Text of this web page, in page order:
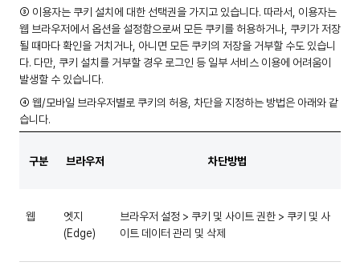
③ 이용자는 쿠키 설치에 대한 선택권을 가지고 있습니다. 따라서, 이용자는
웹 브라우저에서 옵션을 설정함으로써 모든 쿠키를 허용하거나, 쿠키가 저장
될 때마다 확인을 거치거나, 아니면 모든 쿠키의 저장을 거부할 수도 있습니
다. 다만, 쿠키 설치를 거부할 경우 로그인 등 일부 서비스 이용에 어려움이
발생할 수 있습니다.
④ 웹/모바일 브라우저별로 쿠키의 허용, 차단을 지정하는 방법은 아래와 같
습니다.
구분 브라우저 차단방법
웹
엣지
(Edge)
브라우저 설정 > 쿠키 및 사이트 권한 > 쿠키 및 사
이트 데이터 관리 및 삭제